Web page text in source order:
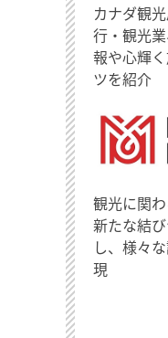
カナダ観
行・観光
報や心輝
ツを紹介
観光に関
新たな結
し、様々
現